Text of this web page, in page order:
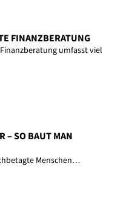
FINANZBERATUNG
umfasst viel
– SO BAUT MAN
Menschen…